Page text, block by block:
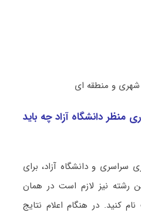
شهری و منطقه ای
منظر دانشگاه آزاد چه باید
سراسری و دانشگاه آزاد، برای
رشته نیز لازم است در همان
کنید. در هنگام اعلام نتایج